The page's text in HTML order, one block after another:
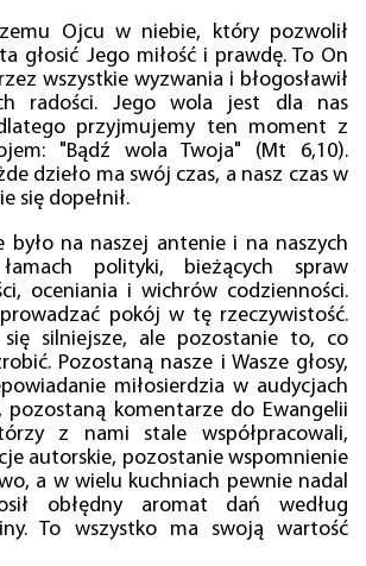
Ojcu w niebie, który pozwolił
głosić Jego miłość i prawdę. To On
wszystkie wyzwania i błogosławił
radości. Jego wola jest dla nas
przyjmujemy ten moment z
"Bądź wola Twoja" (Mt 6,10).
dzieło ma swój czas, a nasz czas w
się dopełnił.
było na naszej antenie i na naszych
polityki, bieżących spraw
oceniania i wichrów codzienności.
pokój w tę rzeczywistość.
się silniejsze, ale pozostanie to, co
Pozostaną nasze i Wasze głosy,
miłosierdzia w audycjach
pozostaną komentarze do Ewangelii
z nami stale współpracowali,
autorskie, pozostanie wspomnienie
a w wielu kuchniach pewnie nadal
obłędny aromat dań według
To wszystko ma swoją wartość